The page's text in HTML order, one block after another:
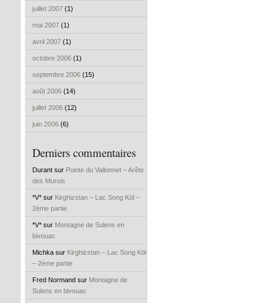
juillet 2007 (1)
mai 2007 (1)
avril 2007 (1)
octobre 2006 (1)
septembre 2006 (15)
août 2006 (14)
juillet 2006 (12)
juin 2006 (6)
Derniers commentaires
Durant sur Pointe du Vallonnet – Arête
des Murois
*V* sur Kirghizstan – Lac Song Köl –
2ème partie
*V* sur Montagne de Sulens en
bivouac
Michka sur Kirghizstan – Lac Song Köl
– 2ème partie
Fred Normand sur Montagne de
Sulens en bivouac